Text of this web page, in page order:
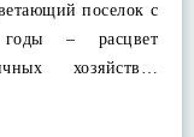
поселок с
годы – расцвет
хозяйств…